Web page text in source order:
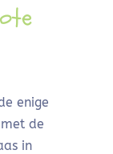
enige
de
in